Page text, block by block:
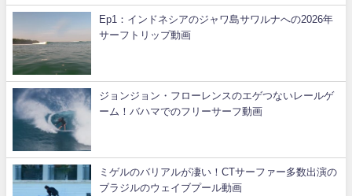
Ep1：インドネシアのジャワ島サワルナへの2026年
サーフトリップ動画
ジョンジョン・フローレンスのエゲつないレールゲ
ーム！バハマでのフリーサーフ動画
ミゲルのバリアルが凄い！CTサーファー多数出演の
ブラジルのウェイブプール動画